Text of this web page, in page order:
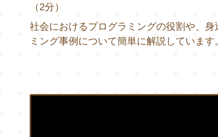
（2分）
社会におけるプログラミングの役割や、身
ミング事例について簡単に解説しています